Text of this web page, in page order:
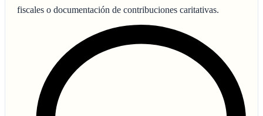
fiscales o documentación de contribuciones caritativas.